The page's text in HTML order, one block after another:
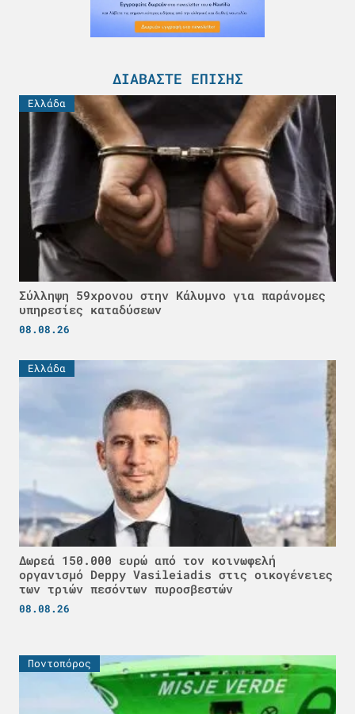
ΔΙΑΒΆΣΤΕ ΕΠΊΣΗΣ
Ελλάδα
Σύλληψη 59χρονου στην Κάλυμνο για παράνομες
υπηρεσίες καταδύσεων
08.08.26
Ελλάδα
Δωρεά 150.000 ευρώ από τον κοινωφελή
οργανισμό Deppy Vasileiadis στις οικογένειες
των τριών πεσόντων πυροσβεστών
08.08.26
Ποντοπόρος